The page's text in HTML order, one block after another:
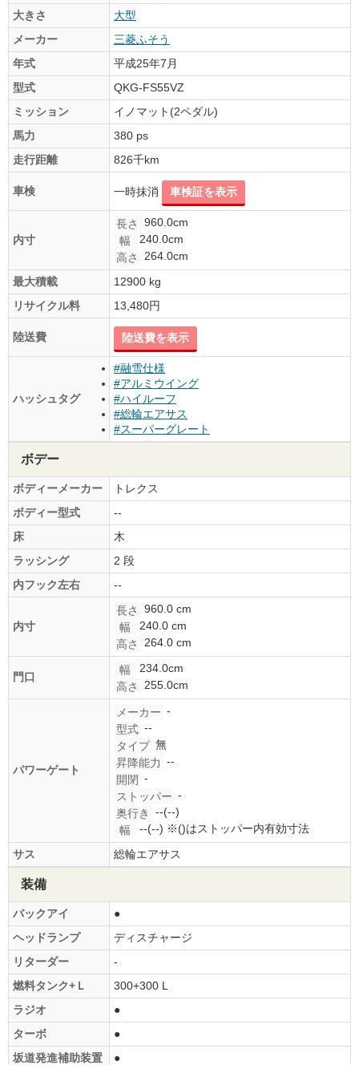
大きさ
大型
メーカー
三菱ふそう
年式
平成25年7月
型式
QKG-FS55VZ
ミッション
イノマット(2ペダル)
馬力
380 ps
走行距離
826千km
車検 一時抹消 車検証を表示
内寸
長さ
960.0cm
幅
240.0cm
高さ
264.0cm
最大積載
12900 kg
リサイクル料
13,480円
陸送費 陸送費を表示
ハッシュタグ
#融雪仕様
#アルミウイング
#ハイルーフ
#総輪エアサス
#スーパーグレート
ボデー
ボディーメーカー
トレクス
ボディー型式
--
床
木
ラッシング
2 段
内フック左右
--
内寸
長さ
960.0 cm
幅
240.0 cm
高さ
264.0 cm
門口
幅
234.0cm
高さ
255.0cm
パワーゲート
メーカー -
型式 --
タイプ 無
昇降能力 --
開閉 -
ストッパー -
奥行き
--(--)
幅
--(--) ※()はストッパー内有効寸法
サス
総輪エアサス
装備
バックアイ
●
ヘッドランプ
ディスチャージ
リターダー
-
燃料タンク+Ｌ
300+300 L
ラジオ
●
ターボ
●
坂道発進補助装置
●